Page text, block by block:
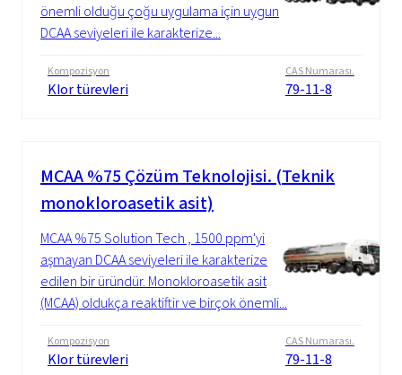
önemli olduğu çoğu uygulama için uygun
DCAA seviyeleri ile karakterize...
Kompozisyon
Klor türevleri
CAS Numarası.
79-11-8
MCAA %75 Çözüm Teknolojisi. (Teknik
monokloroasetik asit)
MCAA %75 Solution Tech , 1500 ppm'yi
aşmayan DCAA seviyeleri ile karakterize
edilen bir üründür. Monokloroasetik asit
(MCAA) oldukça reaktiftir ve birçok önemli...
Kompozisyon
Klor türevleri
CAS Numarası.
79-11-8